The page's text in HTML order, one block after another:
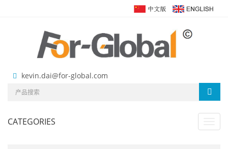
kevin.dai@for-global.com
CATEGORIES